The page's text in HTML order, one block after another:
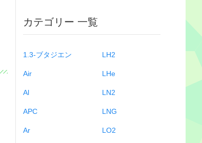
カテゴリー 一覧
1.3-ブタジエン
Air
Al
APC
Ar
LH2
LHe
LN2
LNG
LO2